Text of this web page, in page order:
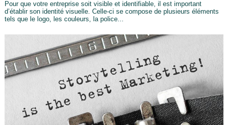
Pour que votre entreprise soit visible et identifiable, il est important
d’établir son identité visuelle. Celle-ci se compose de plusieurs éléments
tels que le logo, les couleurs, la police...